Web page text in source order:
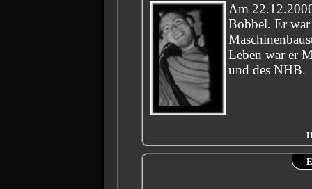
Am
Bobbel. Er war
Leben war er
und des NHB.